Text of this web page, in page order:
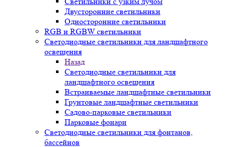
Двусторонние светильники
Односторонние светильники
RGB и RGBW светильники
Светодиодные светильники для ландшафтного
освещения
Назад
Светодиодные светильники для
ландшафтного освещения
Встраиваемые ландшафтные светильники
Грунтовые ландшафтные светильники
Садово-парковые светильники
Парковые фонари
Светодиодные светильники для фонтанов,
бассейнов